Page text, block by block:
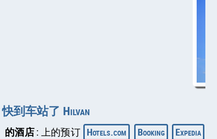
快到车站了 Hilvan
的酒店: 上的预订 Hotels.com Booking
Expedia